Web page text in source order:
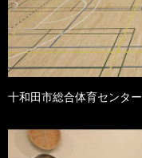
十和田市総合体育センター